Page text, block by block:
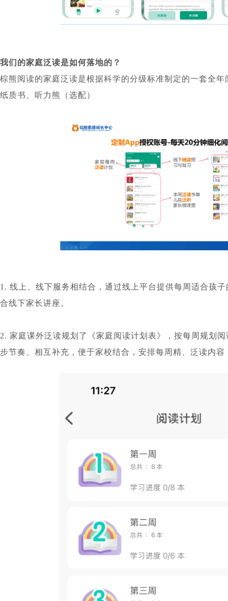
我们的家庭泛读是如何落地的？
棕熊阅读的家庭泛读是根据科学的分级标准制定的一套全
纸质书、听力熊（选配）
1. 线上、线下服务相结合，通过线上平台提供每周适合孩
合线下家长讲座。
2. 家庭课外泛读规划了《家庭阅读计划表》，按每周规划
步节奏、相互补充，便于家校结合，安排每周精、泛读内容